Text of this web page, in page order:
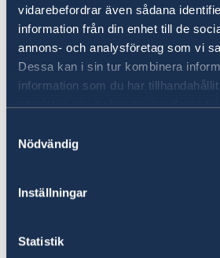
vidarebefordrar även sådana
information från din enhet till de
annons- och analysföretag som vi
Dessa kan i sin tur kombinera
information som du har
samlat in när du har använt deras
Nödvändig
Inställningar
Statistik
kontrollera om du
om du befinner dig i en
kontakta ambassaden
konsulat
väskor med okänt
I en krissituation är det viktigt
vårReseinformation